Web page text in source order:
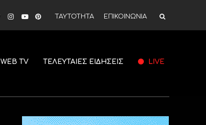
ΤΑΥΤΟΤΗΤΑ ΕΠΙΚΟΙΝΩΝΙΑ
WEB TV ΤΕΛΕΥΤΑΙΕΣ ΕΙΔΗΣΕΙΣ LIVE